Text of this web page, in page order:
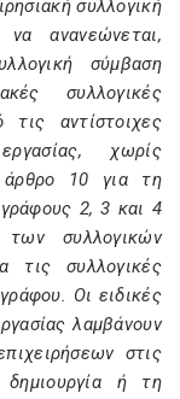
συλλογική
ανανεώνεται,
σύμβαση
συλλογικές
τις αντίστοιχες
χωρίς
άρθρο 10 για τη
2, 3 και 4
συλλογικών
τις συλλογικές
Οι ειδικές
λαμβάνουν
στις
ή τη